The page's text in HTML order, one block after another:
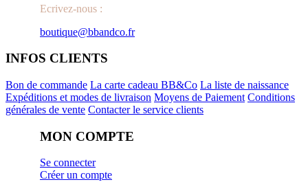
Ecrivez-nous :
boutique@bbandco.fr
INFOS CLIENTS
Bon de commande La carte cadeau BB&Co La liste de naissance
Expéditions et modes de livraison Moyens de Paiement Conditions
générales de vente Contacter le service clients
MON COMPTE
Se connecter
Créer un compte